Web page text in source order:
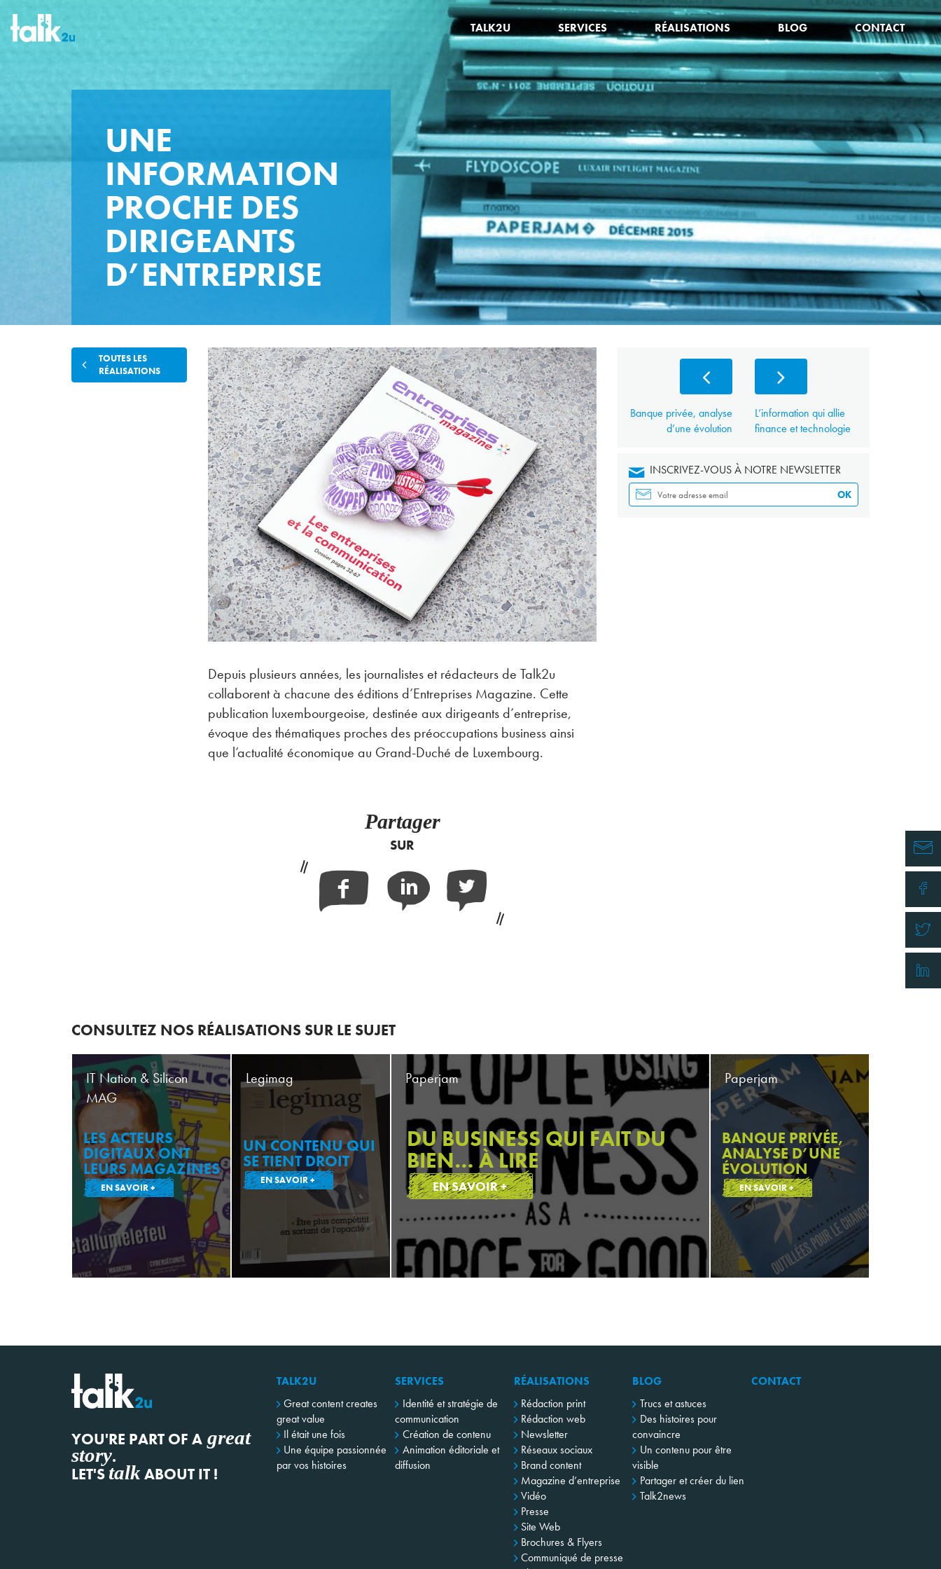
TALK2U SERVICES RÉALISATIONS BLOG CONTACT
UNE
INFORMATION
PROCHE DES
DIRIGEANTS
D’ENTREPRISE
Depuis plusieurs années, les journalistes et rédacteurs de Talk2u
collaborent à chacune des éditions d’Entreprises Magazine. Cette
publication luxembourgeoise, destinée aux dirigeants d’entreprise,
évoque des thématiques proches des préoccupations business ainsi
que l’actualité économique au Grand-Duché de Luxembourg.
Partager
SUR
TOUTES LES
RÉALISATIONS
Banque privée, analyse
d’une évolution
L’information qui allie
finance et technologie
INSCRIVEZ-VOUS À NOTRE NEWSLETTER
OK
CONSULTEZ NOS RÉALISATIONS SUR LE SUJET
LES ACTEURS
DIGITAUX ONT
LEURS MAGAZINES
EN SAVOIR +
IT Nation & Silicon
MAG
UN CONTENU QUI
SE TIENT DROIT
EN SAVOIR +
Legimag
DU BUSINESS QUI FAIT DU
BIEN… À LIRE
EN SAVOIR +
Paperjam
BANQUE PRIVÉE,
ANALYSE D’UNE
ÉVOLUTION
EN SAVOIR +
Paperjam
YOU'RE PART OF A great
story.
LET'S talkABOUT IT !
TALK2U
Great content creates
great value
Il était une fois
Une équipe passionnée
par vos histoires
SERVICES
Identité et stratégie de
communication
Création de contenu
Animation éditoriale et
diffusion
RÉALISATIONS
Rédaction print
Rédaction web
Newsletter
Réseaux sociaux
Brand content
Magazine d’entreprise
Vidéo
Presse
Site Web
Brochures & Flyers
Communiqué de presse
BLOG
Trucs et astuces
Des histoires pour
convaincre
Un contenu pour être
visible
Partager et créer du lien
Talk2news
CONTACT